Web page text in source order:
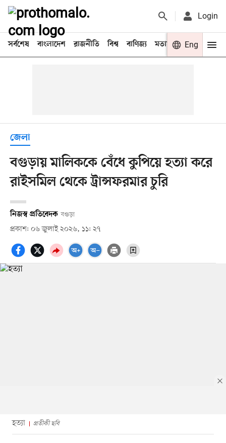
Login
সর্বশেষ বাংলাদেশ রাজনীতি বিশ্ব বাণিজ্য মতামত খেলা
Eng
জেলা
বগুড়ায় মালিককে বেঁধে কুপিয়ে হত্যা করে
রাইসমিল থেকে ট্রান্সফরমার চুরি
নিজস্ব প্রতিবেদক বগুড়া
প্রকাশ: ০৬ জুলাই ২০২৬, ১১: ২৭
হত্যা প্রতীকী ছবি